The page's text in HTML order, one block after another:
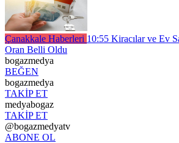
Çanakkale Haberleri 10:55 Kiracılar ve Ev
Oran Belli Oldu
bogazmedya
BEĞEN
bogazmedya
TAKİP ET
medyabogaz
TAKİP ET
@bogazmedyatv
ABONE OL